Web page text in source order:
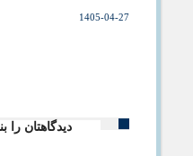
1405-04-27
دیدگاهتان را